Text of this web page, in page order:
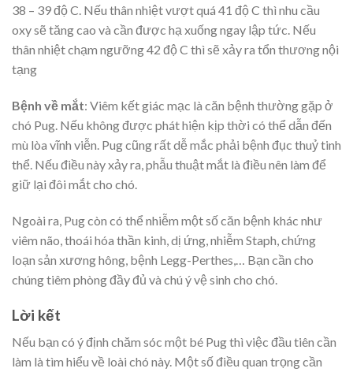
38 – 39 độ C. Nếu thân nhiệt vượt quá 41 độ C thì nhu cầu
oxy sẽ tăng cao và cần được hạ xuống ngay lập tức. Nếu
thân nhiệt chạm ngưỡng 42 độ C thì sẽ xảy ra tổn thương nội
tạng
Bệnh về mắt: Viêm kết giác mạc là căn bệnh thường gặp ở
chó Pug. Nếu không được phát hiện kịp thời có thể dẫn đến
mù lòa vĩnh viễn. Pug cũng rất dễ mắc phải bệnh đục thuỷ tinh
thể. Nếu điều này xảy ra, phẫu thuật mắt là điều nên làm để
giữ lại đôi mắt cho chó.
Ngoài ra, Pug còn có thể nhiễm một số căn bệnh khác như
viêm não, thoái hóa thần kinh, dị ứng, nhiễm Staph, chứng
loạn sản xương hông, bệnh Legg-Perthes,… Bạn cần cho
chúng tiêm phòng đầy đủ và chú ý vệ sinh cho chó.
Lời kết
Nếu bạn có ý định chăm sóc một bé Pug thì việc đầu tiên cần
làm là tìm hiểu về loài chó này. Một số điều quan trọng cần